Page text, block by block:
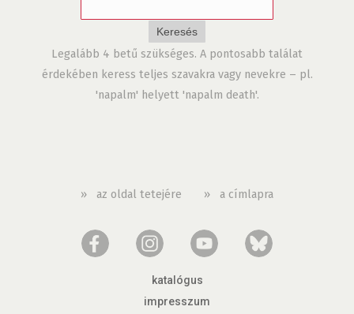
Legalább 4 betű szükséges. A pontosabb találat
érdekében keress teljes szavakra vagy nevekre – pl.
'napalm' helyett 'napalm death'.
» az oldal tetejére » a címlapra
katalógus
impresszum